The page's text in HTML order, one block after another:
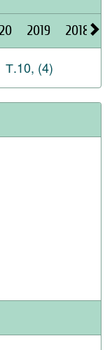
2019 2018
Т.10, (4)